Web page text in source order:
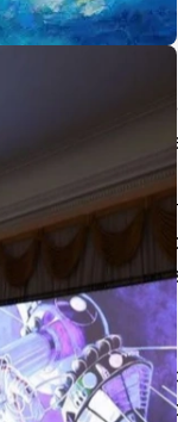
Дважды
опыта.
своем
компьютерная
Алексея